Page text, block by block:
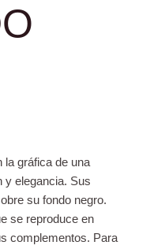
la gráfica de una
y elegancia. Sus
su fondo negro.
se reproduce en
complementos. Para